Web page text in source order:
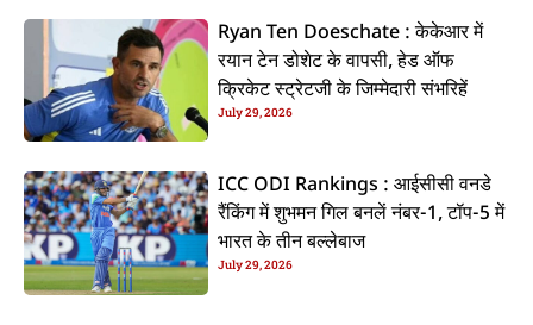
Ryan Ten Doeschate : केकेआर में
रयान टेन डोशेट के वापसी, हेड ऑफ
क्रिकेट स्ट्रेटजी के जिम्मेदारी संभरिहें
July 29, 2026
ICC ODI Rankings : आईसीसी वनडे
रैंकिंग में शुभमन गिल बनलें नंबर-1, टॉप-5 में
भारत के तीन बल्लेबाज
July 29, 2026